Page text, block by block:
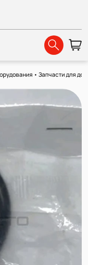
•Запчасти для